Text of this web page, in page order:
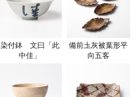
染付鉢 文曰「此
中佳」
備前圡灰被葉形平
向五客